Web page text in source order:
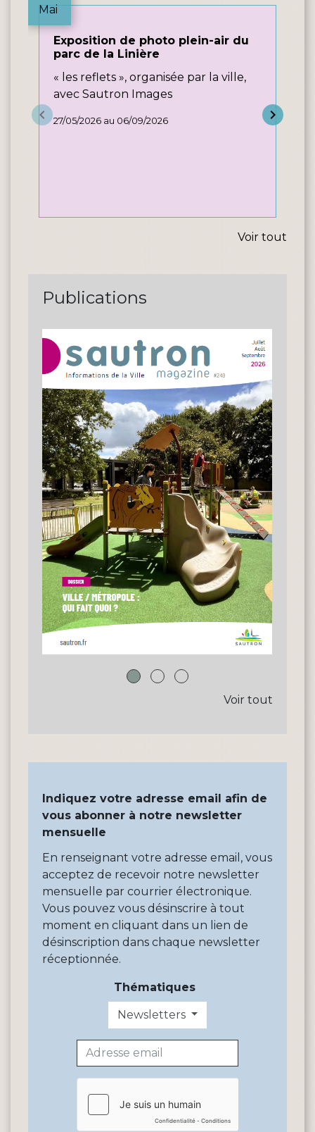
Mai
Exposition de photo plein-air du
parc de la Linière
« les reflets », organisée par la ville,
avec Sautron Images
27/05/2026 au 06/09/2026
keyboard_arrow_left keyboard_arrow_right
Voir tout
Publications
Voir tout
Indiquez votre adresse email afin de
vous abonner à notre newsletter
mensuelle
En renseignant votre adresse email, vous
acceptez de recevoir notre newsletter
mensuelle par courrier électronique.
Vous pouvez vous désinscrire à tout
moment en cliquant dans un lien de
désinscription dans chaque newsletter
réceptionnée.
Thématiques
Newsletters